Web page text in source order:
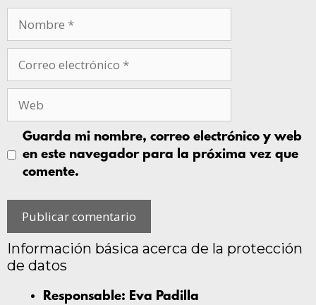
Guarda mi nombre, correo electrónico y web
en este navegador para la próxima vez que
comente.
Información básica acerca de la protección
de datos
Responsable: Eva Padilla